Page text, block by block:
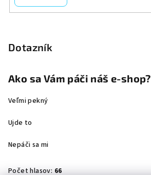
Dotazník
Ako sa Vám páči náš e-shop?
Veľmi pekný
Ujde to
Nepáči sa mi
Počet hlasov: 66